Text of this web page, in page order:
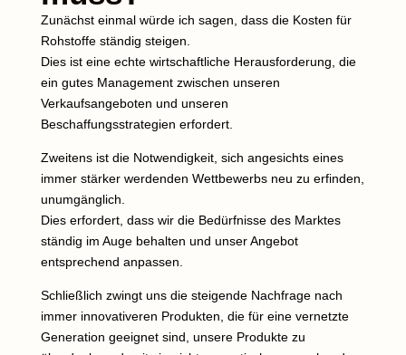
Zunächst einmal würde ich sagen, dass die Kosten für
Rohstoffe ständig steigen.
Dies ist eine echte wirtschaftliche Herausforderung, die
ein gutes Management zwischen unseren
Verkaufsangeboten und unseren
Beschaffungsstrategien erfordert.
Zweitens ist die Notwendigkeit, sich angesichts eines
immer stärker werdenden Wettbewerbs neu zu erfinden,
unumgänglich.
Dies erfordert, dass wir die Bedürfnisse des Marktes
ständig im Auge behalten und unser Angebot
entsprechend anpassen.
Schließlich zwingt uns die steigende Nachfrage nach
immer innovativeren Produkten, die für eine vernetzte
Generation geeignet sind, unsere Produkte zu